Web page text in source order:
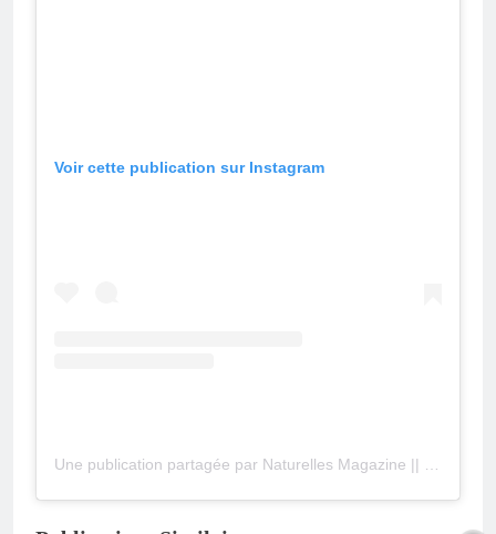
Voir cette publication sur Instagram
Une publication partagée par Naturelles Magazine || Naturopathie (@naturelles_magazine)